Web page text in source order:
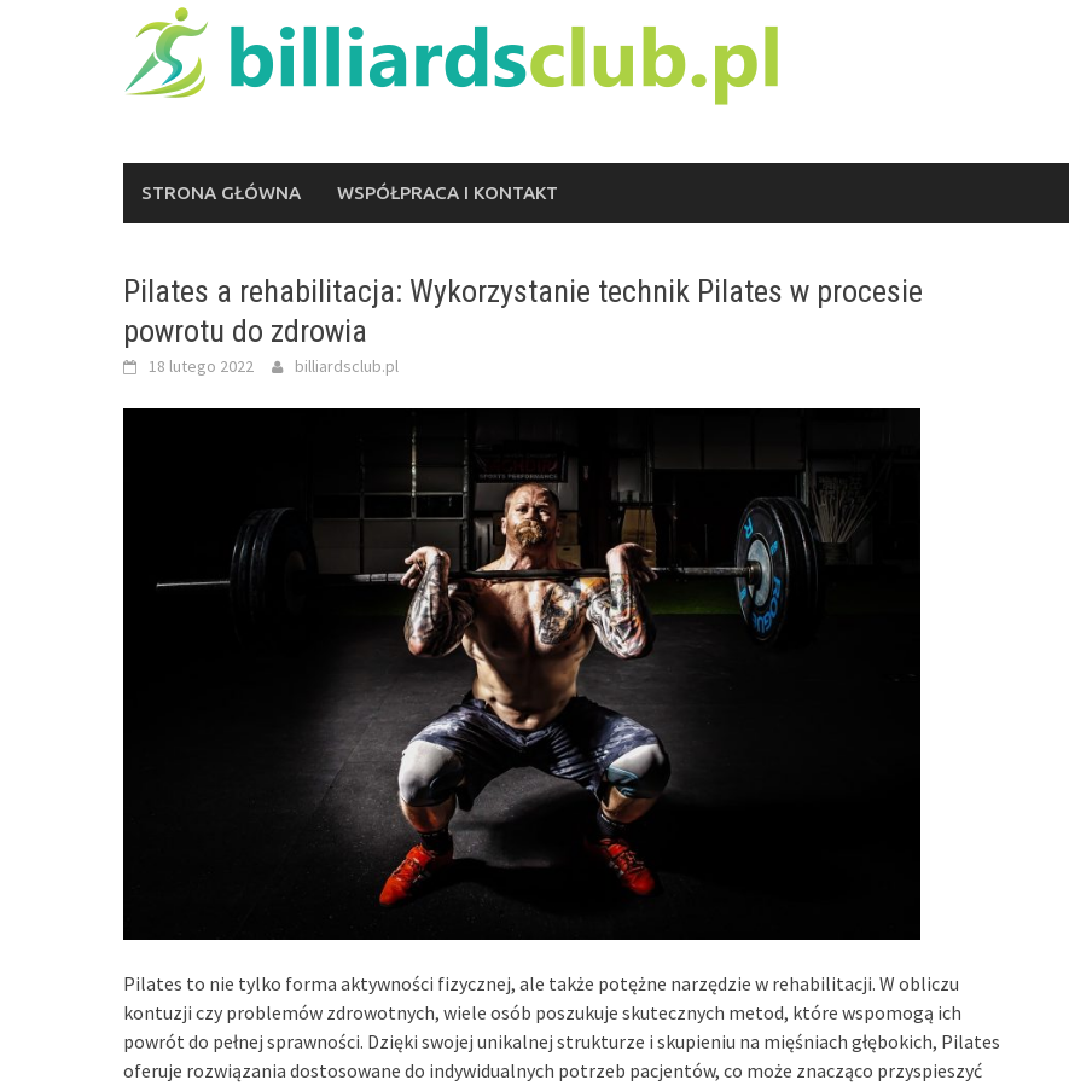
STRONA GŁÓWNA WSPÓŁPRACA I KONTAKT
Pilates a rehabilitacja: Wykorzystanie technik Pilates w procesie
powrotu do zdrowia
18 lutego 2022 billiardsclub.pl
Pilates to nie tylko forma aktywności fizycznej, ale także potężne narzędzie w rehabilitacji. W obliczu
kontuzji czy problemów zdrowotnych, wiele osób poszukuje skutecznych metod, które wspomogą ich
powrót do pełnej sprawności. Dzięki swojej unikalnej strukturze i skupieniu na mięśniach głębokich, Pilates
oferuje rozwiązania dostosowane do indywidualnych potrzeb pacjentów, co może znacząco przyspieszyć